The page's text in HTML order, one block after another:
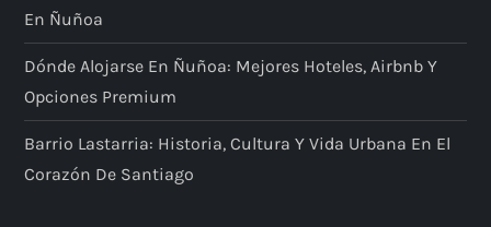
En Ñuñoa
Dónde Alojarse En Ñuñoa: Mejores Hoteles, Airbnb Y
Opciones Premium
Barrio Lastarria: Historia, Cultura Y Vida Urbana En El
Corazón De Santiago